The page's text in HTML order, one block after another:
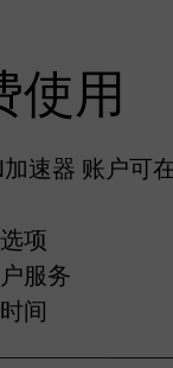
使用
速器 账户可
项
服务
间